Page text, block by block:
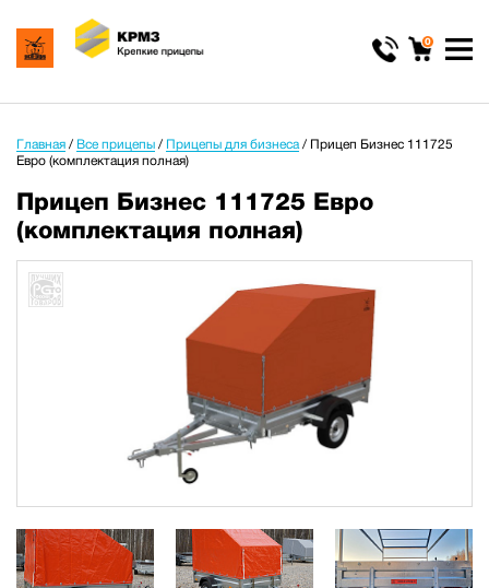
0
Главная / Все прицепы / Прицепы для бизнеса/ Прицеп Бизнес 111725
Евро (комплектация полная)
Прицеп Бизнес 111725 Евро
(комплектация полная)